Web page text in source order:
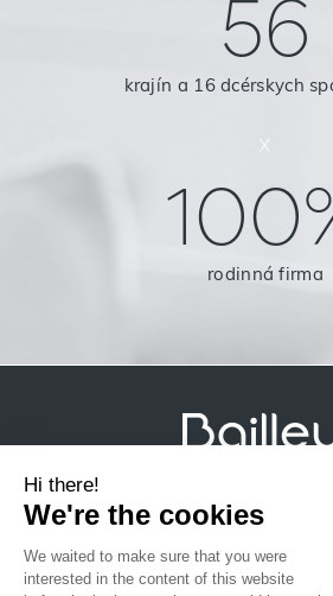
56
krajín a 16 dcérskych
x
rodinná firma
Právne informácie
Zásady ochrany súkromia a
Mapa stránky